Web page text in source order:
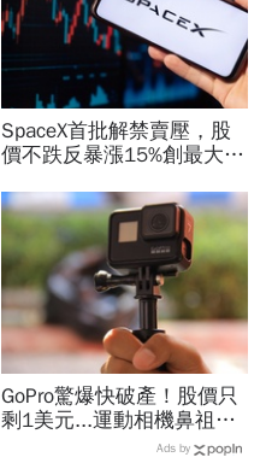
SpaceX首批解禁賣壓，股
價不跌反暴漲15%創最大漲
標價：有6成上漲空間
GoPro驚爆快破產！股價只
剩1美元...運動相機鼻祖為
何摔落神壇？公司曝致命一
Ads by